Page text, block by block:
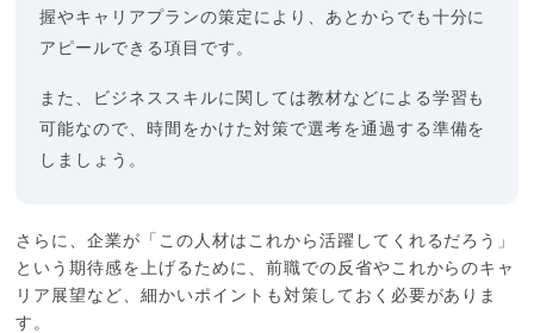
握やキャリアプランの策定により、あとからでも十分に
アピールできる項目です。
また、ビジネススキルに関しては教材などによる学習も
可能なので、時間をかけた対策で選考を通過する準備を
しましょう。
さらに、企業が「この人材はこれから活躍してくれるだろう」
という期待感を上げるために、前職での反省やこれからのキャ
リア展望など、細かいポイントも対策しておく必要がありま
す。